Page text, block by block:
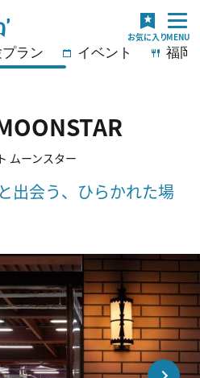
ラン イベント 福岡
ムーンスター
出会う、ひらかれた場